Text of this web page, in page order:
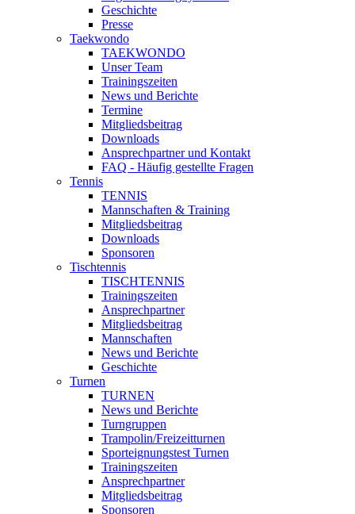
Geschichte
Presse
Taekwondo
TAEKWONDO
Unser Team
Trainingszeiten
News und Berichte
Termine
Mitgliedsbeitrag
Downloads
Ansprechpartner und Kontakt
FAQ - Häufig gestellte Fragen
Tennis
TENNIS
Mannschaften & Training
Mitgliedsbeitrag
Downloads
Sponsoren
Tischtennis
TISCHTENNIS
Trainingszeiten
Ansprechpartner
Mitgliedsbeitrag
Mannschaften
News und Berichte
Geschichte
Turnen
TURNEN
News und Berichte
Turngruppen
Trampolin/Freizeitturnen
Sporteignungstest Turnen
Trainingszeiten
Ansprechpartner
Mitgliedsbeitrag
Sponsoren